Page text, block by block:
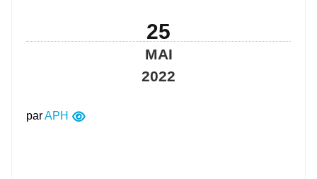
25
MAI
2022
parAPH